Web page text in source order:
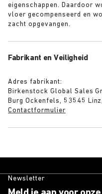
eigenschappen. Daardoor
vloer gecompenseerd en
zacht opgevangen.
Fabrikant en Veiligheid
Adres fabrikant:
Birkenstock Global Sales
Burg Ockenfels, 53545
Contactformulier
Newsletter